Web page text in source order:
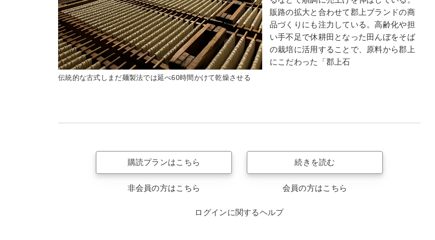
伝統的な古式しまだ麺製法では延べ60時間かけて乾燥させる
販路の拡大と合わせて郡上ブランドの商
品づくりにも注力している。高齢化や担
い手不足で休耕田となった田んぼをそば
の栽培に活用することで、原料から郡上
にこだわった「郡上石
購読プランはこちら
非会員の方はこちら
続きを読む
会員の方はこちら
ログインに関するヘルプ